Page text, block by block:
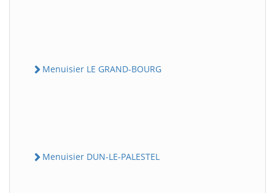
Menuisier LE GRAND-BOURG
Menuisier DUN-LE-PALESTEL